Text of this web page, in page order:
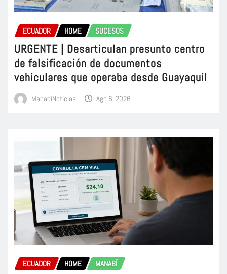
ECUADOR HOME SUCESOS
URGENTE | Desarticulan presunto centro
de falsificación de documentos
vehiculares que operaba desde Guayaquil
ManabiNoticias Ago 6, 2026
ECUADOR HOME MANABÍ